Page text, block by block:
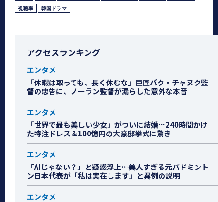
視聴率 韓国ドラマ
アクセスランキング
エンタメ
「休暇は取っても、長く休むな」巨匠パク・チャヌク監
督の忠告に、ノーラン監督が漏らした意外な本音
エンタメ
「世界で最も美しい少女」がついに結婚…240時間かけ
た特注ドレス＆100億円の大豪邸挙式に驚き
エンタメ
「AIじゃない？」と疑惑浮上…美人すぎる元バドミント
ン日本代表が「私は実在します」と異例の説明
エンタメ